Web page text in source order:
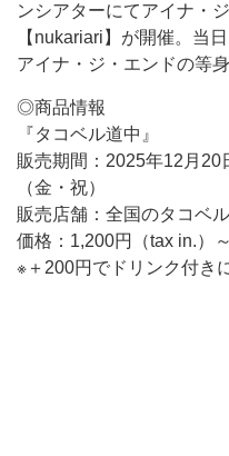
ンシアターにてアイナ・
【nukariari】が開催。当
アイナ・ジ・エンドの等
◎商品情報
『タコベル道中』
販売期間：2025年12月20
（金・祝）
販売店舗：全国のタコベ
価格：1,200円（tax in.）～
※＋200円でドリンク付き